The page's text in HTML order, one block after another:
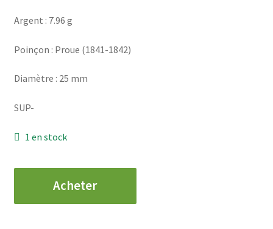
Argent : 7.96 g
Poinçon : Proue (1841-1842)
Diamètre : 25 mm
SUP-
1 en stock
Meaux
Acheter